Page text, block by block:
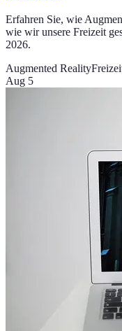
Erfahren Sie, wie
wie wir unsere Freizeit
2026.
Augmented Reality
Aug 5